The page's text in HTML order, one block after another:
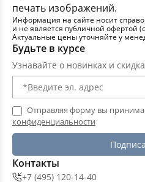
печать изображений.
Информация на сайте носит
и не является публичной офертой
Актуальные цены уточняйте у
Будьте в курсе
Узнавайте о новинках и
Отправляя форму вы
конфиденциальности
Контакты
+7 (495) 120-14-40